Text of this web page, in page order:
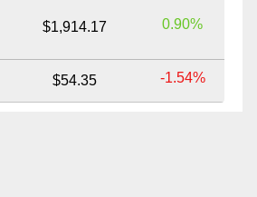
$1,914.17 0.90%
$54.35 -1.54%